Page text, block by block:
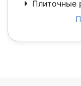
Плиточные